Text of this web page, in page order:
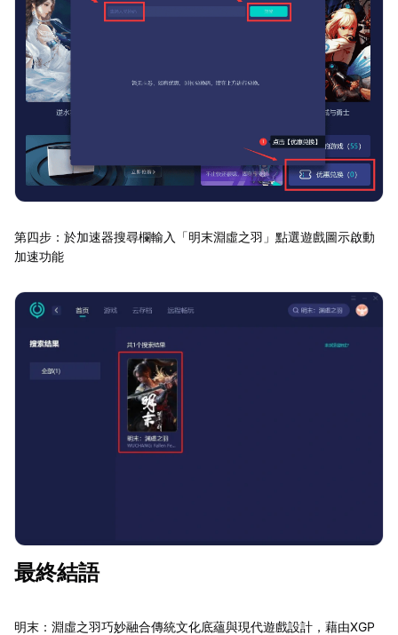
第四步：於加速器搜尋欄輸入「明末淵虛之羽」點選遊戲圖示啟動
加速功能
最終結語
明末：淵虛之羽巧妙融合傳統文化底蘊與現代遊戲設計，藉由XGP